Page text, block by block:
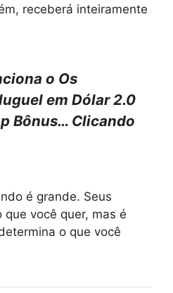
receberá inteiramente
o Os
em Dólar 2.0
Bônus… Clicando
é grande. Seus
você quer, mas é
o que você